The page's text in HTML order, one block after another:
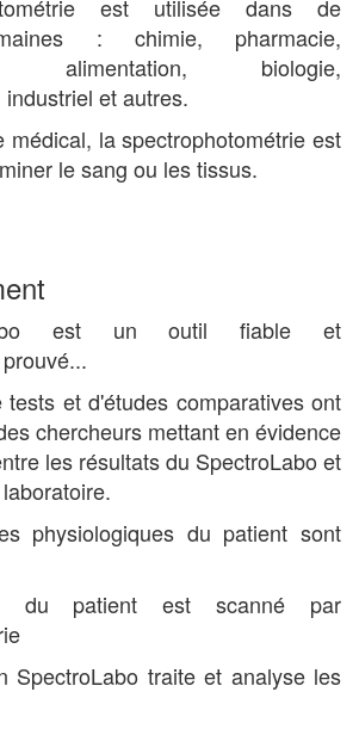
est utilisée dans de
: chimie, pharmacie,
alimentation, biologie,
et autres.
médical, la spectrophotométrie est
le sang ou les tissus.
est un outil fiable et
tests et d'études comparatives ont
chercheurs mettant en évidence
les résultats du SpectroLabo et
physiologiques du patient sont
du patient est scanné par
SpectroLabo traite et analyse les